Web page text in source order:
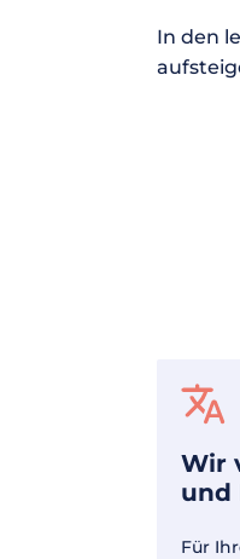
In den
Wir
und
Für